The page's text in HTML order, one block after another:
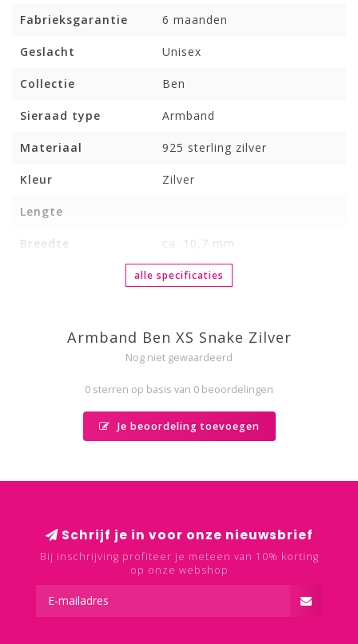
Fabrieksgarantie 6 maanden
Geslacht Unisex
Collectie Ben
Sieraad type Armband
Materiaal 925 sterling zilver
Kleur Zilver
Lengte
Breedte ca. 10,7 mm
alle specificaties
Armband Ben XS Snake Zilver
Nog niet gewaardeerd
0 sterren op basis van 0 beoordelingen
Je beoordeling toevoegen
Schrijf je in voor onze nieuwsbrief
Bij inschrijving profiteer je meteen van 10% korting
op onze webshop